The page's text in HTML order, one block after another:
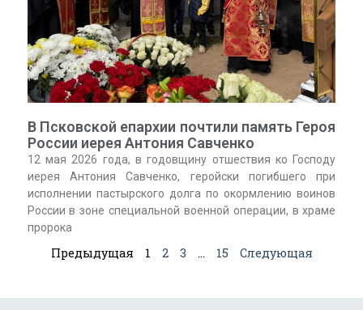
В Псковской епархии почтили память Героя
России иерея Антония Савченко
12 мая 2026 года, в годовщину отшествия ко Господу
иерея Антония Савченко, геройски погибшего при
исполнении пастырского долга по окормлению воинов
России в зоне специальной военной операции, в храме
пророка
Предыдущая 1 2 3 … 15 Следующая